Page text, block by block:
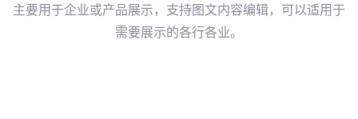
主要用于企业或产品展示，支持图文内容编辑，可以适用于
需要展示的各行各业。